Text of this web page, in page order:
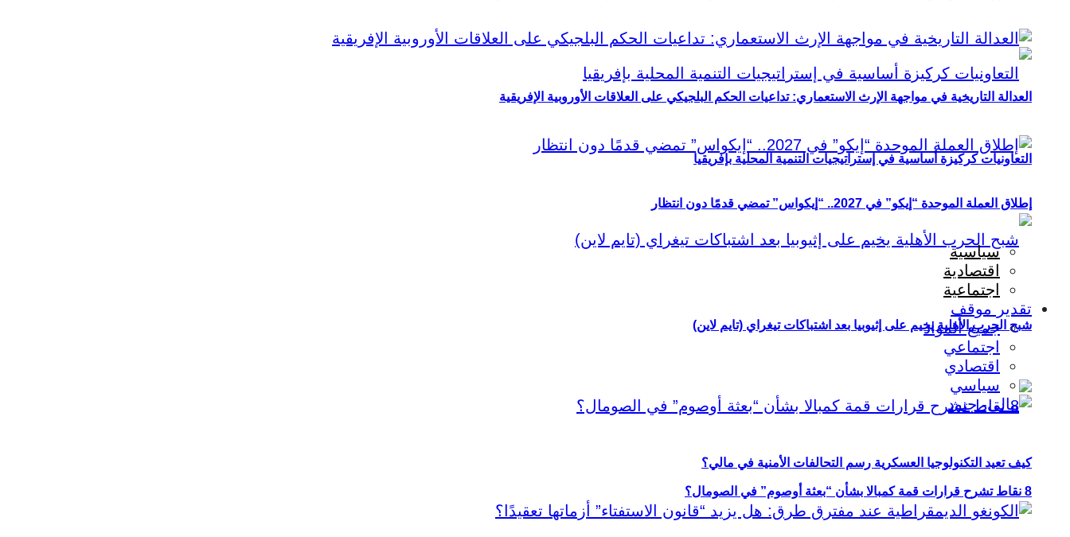
التعاونيات كركيزة أساسية في إستراتيجيات التنمية المحلية بإفريقيا
شبح الحرب الأهلية يخيم على إثيوبيا بعد اشتباكات تيغراي (تايم لاين)
8 نقاط تشرح قرارات قمة كمبالا بشأن “بعثة أوصوم” في الصومال؟
العدالة التاريخية في مواجهة الإرث الاستعماري: تداعيات الحكم البلجيكي على العلاقات الأوروبية الإفريقية
إطلاق العملة الموحدة “إيكو” في 2027.. “إيكواس” تمضي قدمًا دون انتظار
سياسية
اقتصادية
اجتماعية
تقدير موقف
جميع المواد
اجتماعي
اقتصادي
سياسي
كيف تعيد التكنولوجيا العسكرية رسم التحالفات الأمنية في مالي؟